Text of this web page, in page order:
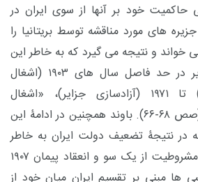
حاکمیت خود بر آنها از سوی ایران در
های مورد مناقشه توسط بریتانیا را
خواند و نتیجه می گیرد که به خاطر این
اقدامات، وضعیت جزایر در حد فاصل سال های ۱۹۰۳ (اشغال
جزایر توسط بریتانیا) تا ۱۹۷۱ (آزادسازی جزایر)، «اشغال
غیرقانونی» بوده است (صص ۶۸-۶۶). باوند همچنین در ادامۀ این
در نتیجۀ تضعیف دولت ایران به خاطر
شرایط ناشی از انقلاب مشروطیت از یک سو و انعقاد پیمان ۱۹۰۷
ها مبنی بر تقسیم ایران میان خود از